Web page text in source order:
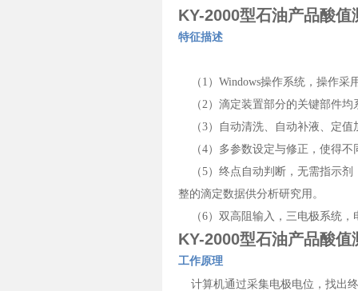
KY-2000型石油产品酸值
特征描述
（1）Windows操作系统，操作采
（2）滴定装置部分的关键部件均
（3）自动清洗、自动补液、定值
（4）多参数设定与修正，使得不
（5）终点自动判断，无需指示剂
整的滴定数据供分析研究用。
（6）双高阻输入，三电极系统，
KY-2000型石油产品酸值
工作原理
计算机通过采集电极电位，找出